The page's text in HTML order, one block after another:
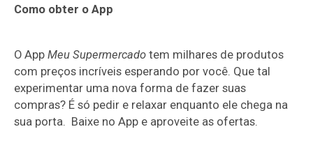
Como obter o App
O App Meu Supermercado tem milhares de produtos
com preços incríveis esperando por você. Que tal
experimentar uma nova forma de fazer suas
compras? É só pedir e relaxar enquanto ele chega na
sua porta. Baixe no App e aproveite as ofertas.